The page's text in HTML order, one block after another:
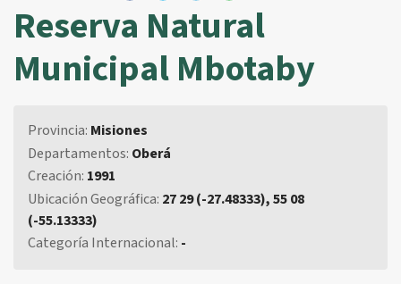
Reserva Natural
Municipal Mbotaby
Provincia: Misiones
Departamentos: Oberá
Creación: 1991
Ubicación Geográfica: 27 29 (-27.48333), 55 08
(-55.13333)
Categoría Internacional: -